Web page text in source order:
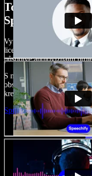
Tohle je jen
Speechify
Vytvářejte hlasové
licenčních poplatků,
působivé audiovizuální
S nulovou křivkou učení a
obsahu mohou zbavit
kreativní nápady.
Spustit Studio